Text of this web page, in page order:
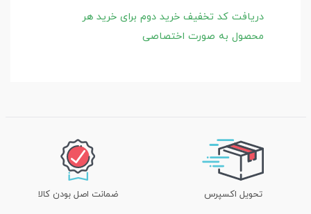
دریافت کد تخفیف خرید دوم برای خرید هر
محصول به صورت اختصاصی
تحویل اکسپرس ضمانت اصل بودن کالا